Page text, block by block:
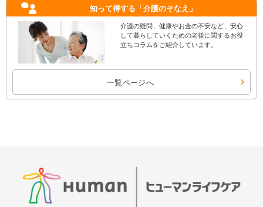
知って得する 「介護のそなえ」
介護の疑問、健康やお金の不安など、安心
して暮らしていくための老後に関するお役
立ちコラムをご紹介しています。
一覧ページへ